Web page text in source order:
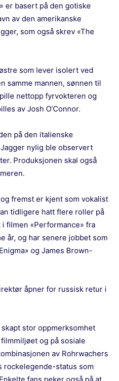
er basert på den gotiske
av den amerikanske
som også skrev «The
som lever isolert ved
samme mannen, sønnen til
nettopp fyrvokteren og
av Josh O’Connor.
på den italienske
nylig ble observert
Produksjonen skal også
fremst er kjent som vokalist
tidligere hatt flere roller på
filmen «Performance» fra
år, og har senere jobbet som
og James Brown-
åpner for russisk retur i
stor oppmerksomhet
og på sosiale
av Rohrwachers
rockelegende-status som
fans peker også på at